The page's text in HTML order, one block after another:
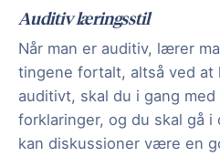
Auditiv læringsstil
Når man er auditiv, lærer
tingene fortalt, altså ved at
auditivt, skal du i gang
forklaringer, og du skal gå i
kan diskussioner være en